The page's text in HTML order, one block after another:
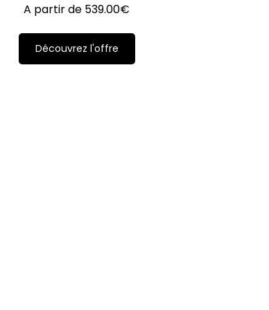
A partir de 539.00€
Découvrez l'offre